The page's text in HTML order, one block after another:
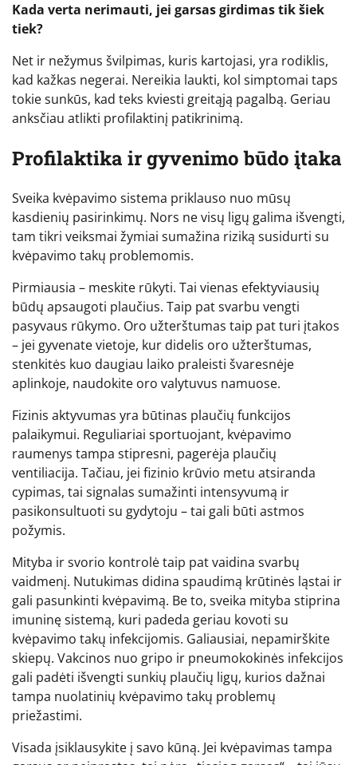
Kada verta nerimauti, jei garsas girdimas tik šiek
tiek?
Net ir nežymus švilpimas, kuris kartojasi, yra rodiklis,
kad kažkas negerai. Nereikia laukti, kol simptomai taps
tokie sunkūs, kad teks kviesti greitąją pagalbą. Geriau
anksčiau atlikti profilaktinį patikrinimą.
Profilaktika ir gyvenimo būdo įtaka
Sveika kvėpavimo sistema priklauso nuo mūsų
kasdienių pasirinkimų. Nors ne visų ligų galima išvengti,
tam tikri veiksmai žymiai sumažina riziką susidurti su
kvėpavimo takų problemomis.
Pirmiausia – meskite rūkyti. Tai vienas efektyviausių
būdų apsaugoti plaučius. Taip pat svarbu vengti
pasyvaus rūkymo. Oro užterštumas taip pat turi įtakos
– jei gyvenate vietoje, kur didelis oro užterštumas,
stenkitės kuo daugiau laiko praleisti švaresnėje
aplinkoje, naudokite oro valytuvus namuose.
Fizinis aktyvumas yra būtinas plaučių funkcijos
palaikymui. Reguliariai sportuojant, kvėpavimo
raumenys tampa stipresni, pagerėja plaučių
ventiliacija. Tačiau, jei fizinio krūvio metu atsiranda
cypimas, tai signalas sumažinti intensyvumą ir
pasikonsultuoti su gydytoju – tai gali būti astmos
požymis.
Mityba ir svorio kontrolė taip pat vaidina svarbų
vaidmenį. Nutukimas didina spaudimą krūtinės ląstai ir
gali pasunkinti kvėpavimą. Be to, sveika mityba stiprina
imuninę sistemą, kuri padeda geriau kovoti su
kvėpavimo takų infekcijomis. Galiausiai, nepamirškite
skiepų. Vakcinos nuo gripo ir pneumokokinės infekcijos
gali padėti išvengti sunkių plaučių ligų, kurios dažnai
tampa nuolatinių kvėpavimo takų problemų
priežastimi.
Visada įsiklausykite į savo kūną. Jei kvėpavimas tampa